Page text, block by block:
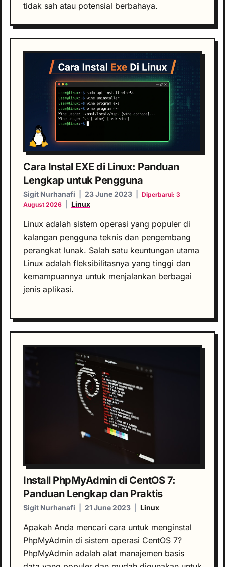
tidak sah atau potensial berbahaya.
Cara Instal EXE di Linux: Panduan
Lengkap untuk Pengguna
Sigit Nurhanafi 23 June 2023
Diperbarui: 3
August 2026
Linux
Linux adalah sistem operasi yang populer di
kalangan pengguna teknis dan pengembang
perangkat lunak. Salah satu keuntungan utama
Linux adalah fleksibilitasnya yang tinggi dan
kemampuannya untuk menjalankan berbagai
jenis aplikasi.
Install PhpMyAdmin di CentOS 7:
Panduan Lengkap dan Praktis
Sigit Nurhanafi 21 June 2023 Linux
Apakah Anda mencari cara untuk menginstal
PhpMyAdmin di sistem operasi CentOS 7?
PhpMyAdmin adalah alat manajemen basis